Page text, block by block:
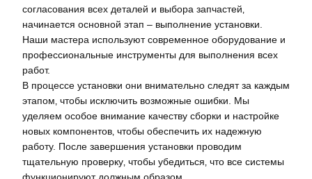
согласования всех деталей и выбора запчастей‚
начинается основной этап – выполнение установки.
Наши мастера используют современное оборудование и
профессиональные инструменты для выполнения всех
работ.
В процессе установки они внимательно следят за каждым
этапом‚ чтобы исключить возможные ошибки. Мы
уделяем особое внимание качеству сборки и настройке
новых компонентов‚ чтобы обеспечить их надежную
работу. После завершения установки проводим
тщательную проверку‚ чтобы убедиться‚ что все системы
функционируют должным образом.